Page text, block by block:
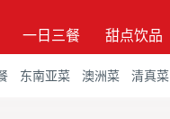
一日三餐 甜点饮品
东南亚菜 澳洲菜 清真菜